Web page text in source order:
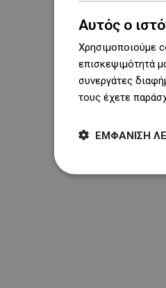
Αυτός ο
Χρησιμοποιούμε
επισκεψιμότητά
συνεργάτες
τους έχετε
ΕΜΦΆΝΙΣΗ